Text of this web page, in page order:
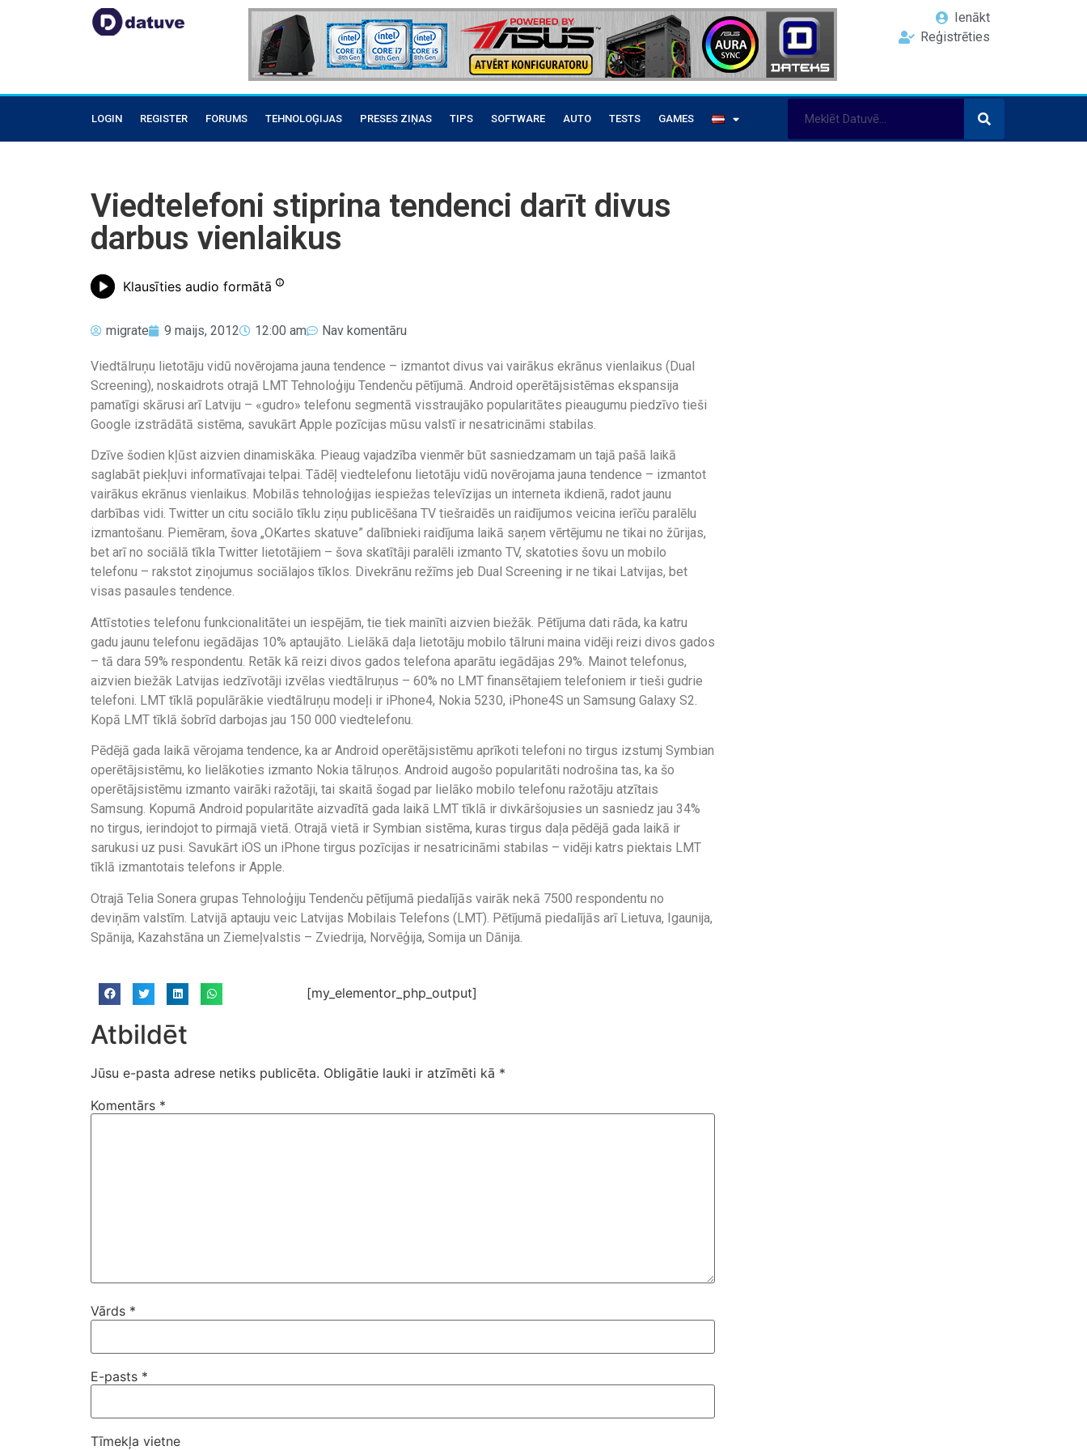
Ienākt
Reģistrēties
LOGIN REGISTER FORUMS TEHNOLOĢIJAS PRESES ZIŅAS TIPS SOFTWARE AUTO TESTS GAMES
Viedtelefoni stiprina tendenci darīt divus
darbus vienlaikus
Klausīties audio formātā
migrate 9 maijs, 2012 12:00 am Nav komentāru
Viedtālruņu lietotāju vidū novērojama jauna tendence – izmantot divus vai vairākus ekrānus vienlaikus (Dual
Screening), noskaidrots otrajā LMT Tehnoloģiju Tendenču pētījumā. Android operētājsistēmas ekspansija
pamatīgi skārusi arī Latviju – «gudro» telefonu segmentā visstraujāko popularitātes pieaugumu piedzīvo tieši
Google izstrādātā sistēma, savukārt Apple pozīcijas mūsu valstī ir nesatricināmi stabilas.
Dzīve šodien kļūst aizvien dinamiskāka. Pieaug vajadzība vienmēr būt sasniedzamam un tajā pašā laikā
saglabāt piekļuvi informatīvajai telpai. Tādēļ viedtelefonu lietotāju vidū novērojama jauna tendence – izmantot
vairākus ekrānus vienlaikus. Mobilās tehnoloģijas iespiežas televīzijas un interneta ikdienā, radot jaunu
darbības vidi. Twitter un citu sociālo tīklu ziņu publicēšana TV tiešraidēs un raidījumos veicina ierīču paralēlu
izmantošanu. Piemēram, šova „OKartes skatuve” dalībnieki raidījuma laikā saņem vērtējumu ne tikai no žūrijas,
bet arī no sociālā tīkla Twitter lietotājiem – šova skatītāji paralēli izmanto TV, skatoties šovu un mobilo
telefonu – rakstot ziņojumus sociālajos tīklos. Divekrānu režīms jeb Dual Screening ir ne tikai Latvijas, bet
visas pasaules tendence.
Attīstoties telefonu funkcionalitātei un iespējām, tie tiek mainīti aizvien biežāk. Pētījuma dati rāda, ka katru
gadu jaunu telefonu iegādājas 10% aptaujāto. Lielākā daļa lietotāju mobilo tālruni maina vidēji reizi divos gados
– tā dara 59% respondentu. Retāk kā reizi divos gados telefona aparātu iegādājas 29%. Mainot telefonus,
aizvien biežāk Latvijas iedzīvotāji izvēlas viedtālruņus – 60% no LMT finansētajiem telefoniem ir tieši gudrie
telefoni. LMT tīklā populārākie viedtālruņu modeļi ir iPhone4, Nokia 5230, iPhone4S un Samsung Galaxy S2.
Kopā LMT tīklā šobrīd darbojas jau 150 000 viedtelefonu.
Pēdējā gada laikā vērojama tendence, ka ar Android operētājsistēmu aprīkoti telefoni no tirgus izstumj Symbian
operētājsistēmu, ko lielākoties izmanto Nokia tālruņos. Android augošo popularitāti nodrošina tas, ka šo
operētājsistēmu izmanto vairāki ražotāji, tai skaitā šogad par lielāko mobilo telefonu ražotāju atzītais
Samsung. Kopumā Android popularitāte aizvadītā gada laikā LMT tīklā ir divkāršojusies un sasniedz jau 34%
no tirgus, ierindojot to pirmajā vietā. Otrajā vietā ir Symbian sistēma, kuras tirgus daļa pēdējā gada laikā ir
sarukusi uz pusi. Savukārt iOS un iPhone tirgus pozīcijas ir nesatricināmi stabilas – vidēji katrs piektais LMT
tīklā izmantotais telefons ir Apple.
Otrajā Telia Sonera grupas Tehnoloģiju Tendenču pētījumā piedalījās vairāk nekā 7500 respondentu no
deviņām valstīm. Latvijā aptauju veic Latvijas Mobilais Telefons (LMT). Pētījumā piedalījās arī Lietuva, Igaunija,
Spānija, Kazahstāna un Ziemeļvalstis – Zviedrija, Norvēģija, Somija un Dānija.
[my_elementor_php_output]
Atbildēt
Jūsu e-pasta adrese netiks publicēta. Obligātie lauki ir atzīmēti kā *
Komentārs *
Vārds *
E-pasts *
Tīmekļa vietne